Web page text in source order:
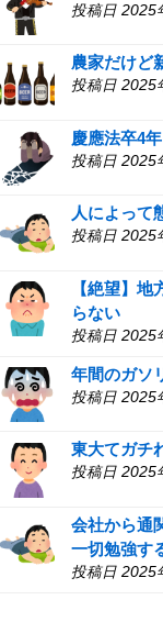
投稿日 2025
農家だけど
投稿日 2025
慶應法卒4
投稿日 2025
人によって
投稿日 2025
【絶望】
らない
投稿日 2025
年間のガソ
投稿日 2025
東大てガチ
投稿日 2025
会社から通
一切勉強す
投稿日 2025